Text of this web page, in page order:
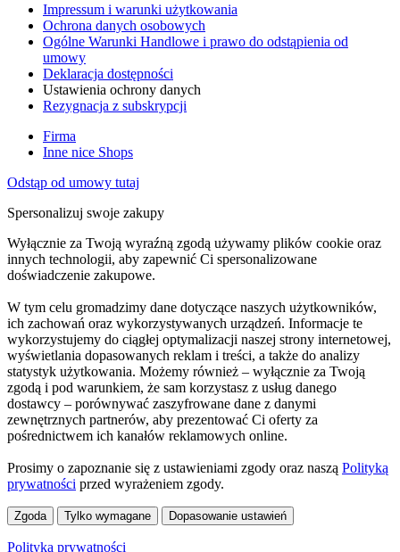
Impressum i warunki użytkowania
Ochrona danych osobowych
Ogólne Warunki Handlowe i prawo do odstąpienia od
umowy
Deklaracja dostępności
Ustawienia ochrony danych
Rezygnacja z subskrypcji
Firma
Inne nice Shops
Odstąp od umowy tutaj
Spersonalizuj swoje zakupy
Wyłącznie za Twoją wyraźną zgodą używamy plików cookie oraz
innych technologii, aby zapewnić Ci spersonalizowane
doświadczenie zakupowe.
W tym celu gromadzimy dane dotyczące naszych użytkowników,
ich zachowań oraz wykorzystywanych urządzeń. Informacje te
wykorzystujemy do ciągłej optymalizacji naszej strony internetowej,
wyświetlania dopasowanych reklam i treści, a także do analizy
statystyk użytkowania. Możemy również – wyłącznie za Twoją
zgodą i pod warunkiem, że sam korzystasz z usług danego
dostawcy – porównywać zaszyfrowane dane z danymi
zewnętrznych partnerów, aby prezentować Ci oferty za
pośrednictwem ich kanałów reklamowych online.
Prosimy o zapoznanie się z ustawieniami zgody oraz naszą Polityką
prywatności przed wyrażeniem zgody.
Zgoda Tylko wymagane Dopasowanie ustawień
Polityka prywatności